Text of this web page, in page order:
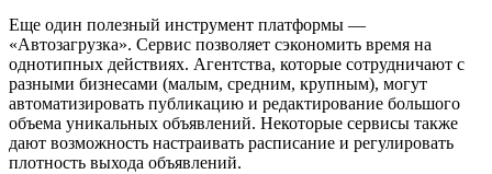
Еще один полезный инструмент платформы —
«Автозагрузка». Сервис позволяет сэкономить время на
однотипных действиях. Агентства, которые сотрудничают с
разными бизнесами (малым, средним, крупным), могут
автоматизировать публикацию и редактирование большого
объема уникальных объявлений. Некоторые сервисы также
дают возможность настраивать расписание и регулировать
плотность выхода объявлений.